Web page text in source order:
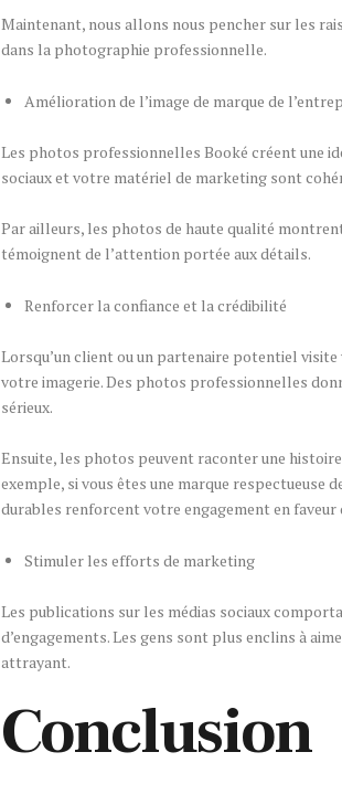
Maintenant, nous allons nous pencher sur les
dans la photographie professionnelle.
Amélioration de l’image de marque de
Les photos professionnelles Booké créent une
sociaux et votre matériel de marketing sont
Par ailleurs, les photos de haute qualité
témoignent de l’attention portée aux détails.
Renforcer la confiance et la crédibilité
Lorsqu’un client ou un partenaire potentiel
votre imagerie. Des photos professionnelles
sérieux.
Ensuite, les photos peuvent raconter une
exemple, si vous êtes une marque respectueuse
durables renforcent votre engagement en faveur
Stimuler les efforts de marketing
Les publications sur les médias sociaux
d’engagements. Les gens sont plus enclins à
attrayant.
Conclusion